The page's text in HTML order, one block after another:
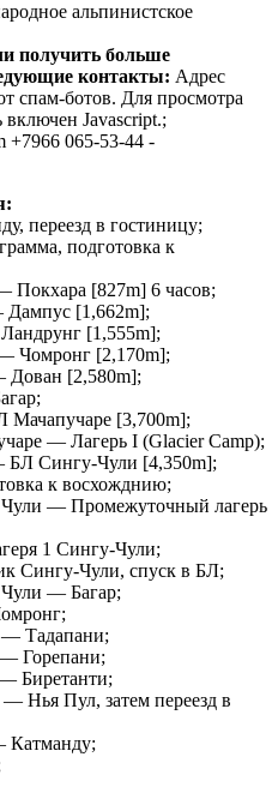
альпинистское
получить больше
контакты: Адрес
спам-ботов. Для просмотра
включен Javascript.;
+7966 065-53-44 -
переезд в гостиницу;
подготовка к
Покхара [827m] 6 часов;
[1,662m];
[1,555m];
Чомронг [2,170m];
[2,580m];
[3,700m];
— Лагерь I (Glacier Camp);
БЛ Сингу-Чули [4,350m];
к восхожднию;
— Промежуточный лагерь
1 Сингу-Чули;
Сингу-Чули, спуск в БЛ;
— Багар;
— Тадапани;
Горепани;
Биретанти;
Нья Пул, затем переезд в
Катманду;